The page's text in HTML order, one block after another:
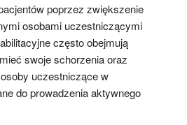
poprzez zwiększenie
osobami uczestniczącymi
często obejmują
swoje schorzenia oraz
uczestniczące w
do prowadzenia aktywnego